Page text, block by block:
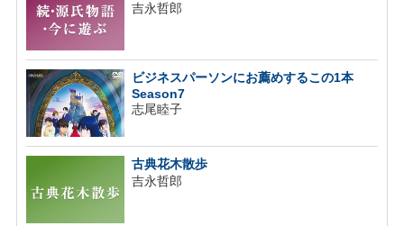
吉永哲郎
ビジネスパーソンにお薦めするこの1本
Season7
志尾睦子
古典花木散歩
吉永哲郎